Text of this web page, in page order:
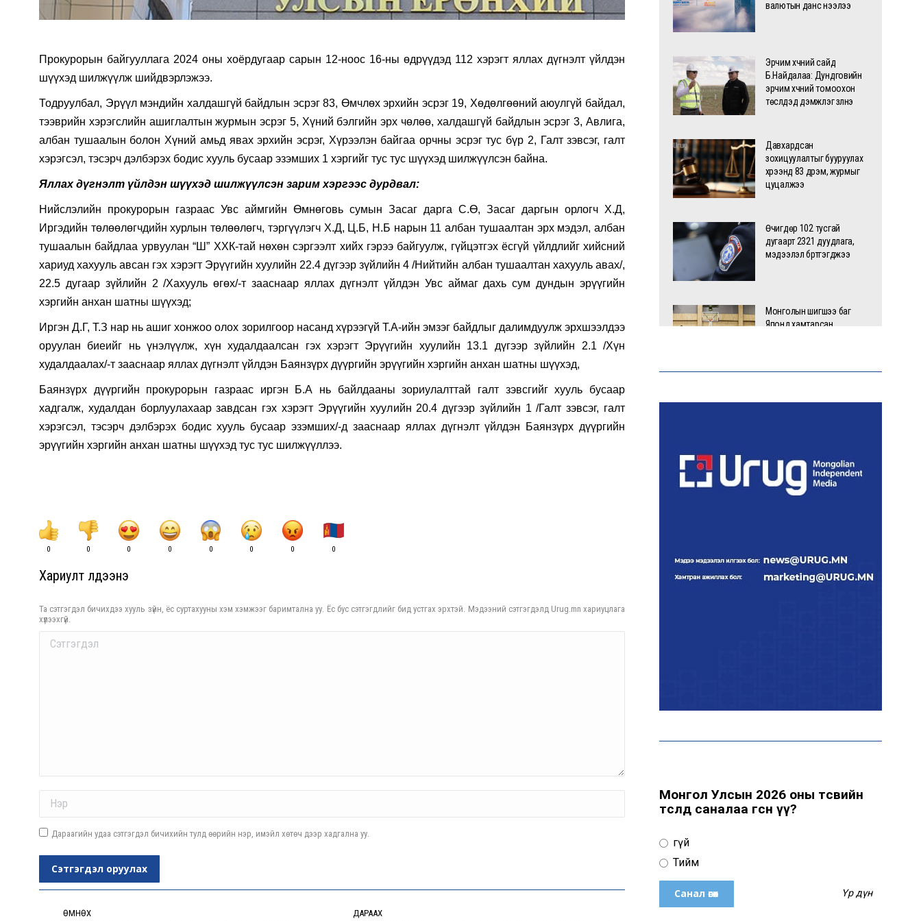
Прокурорын байгууллага 2024 оны хоёрдугаар сарын 12-ноос 16-ны өдрүүдэд 112 хэрэгт яллах дүгнэлт үйлдэн
шүүхэд шилжүүлж шийдвэрлэжээ.
Тодруулбал, Эрүүл мэндийн халдашгүй байдлын эсрэг 83, Өмчлөх эрхийн эсрэг 19, Хөдөлгөөний аюулгүй байдал,
тээврийн хэрэгслийн ашиглалтын журмын эсрэг 5, Хүний бэлгийн эрх чөлөө, халдашгүй байдлын эсрэг 3, Авлига,
албан тушаалын болон Хүний амьд явах эрхийн эсрэг, Хүрээлэн байгаа орчны эсрэг тус бүр 2, Галт зэвсэг, галт
хэрэгсэл, тэсэрч дэлбэрэх бодис хууль бусаар эзэмших 1 хэргийг тус тус шүүхэд шилжүүлсэн байна.
Яллах дүгнэлт үйлдэн шүүхэд шилжүүлсэн зарим хэргээс дурдвал:
Нийслэлийн прокурорын газраас Увс аймгийн Өмнөговь сумын Засаг дарга С.Ө, Засаг даргын орлогч Х.Д,
Иргэдийн төлөөлөгчдийн хурлын төлөөлөгч, тэргүүлэгч Х.Д, Ц.Б, Н.Б нарын 11 албан тушаалтан эрх мэдэл, албан
тушаалын байдлаа урвуулан “Ш” ХХК-тай нөхөн сэргээлт хийх гэрээ байгуулж, гүйцэтгэх ёсгүй үйлдлийг хийсний
хариуд хахууль авсан гэх хэрэгт Эрүүгийн хуулийн 22.4 дүгээр зүйлийн 4 /Нийтийн албан тушаалтан хахууль авах/,
22.5 дугаар зүйлийн 2 /Хахууль өгөх/-т зааснаар яллах дүгнэлт үйлдэн Увс аймаг дахь сум дундын эрүүгийн
хэргийн анхан шатны шүүхэд;
Иргэн Д.Г, Т.З нар нь ашиг хонжоо олох зорилгоор насанд хүрээгүй Т.А-ийн эмзэг байдлыг далимдуулж эрхшээлдээ
оруулан биеийг нь үнэлүүлж, хүн худалдаалсан гэх хэрэгт Эрүүгийн хуулийн 13.1 дүгээр зүйлийн 2.1 /Хүн
худалдаалах/-т зааснаар яллах дүгнэлт үйлдэн Баянзүрх дүүргийн эрүүгийн хэргийн анхан шатны шүүхэд,
Баянзүрх дүүргийн прокурорын газраас иргэн Б.А нь байлдааны зориулалттай галт зэвсгийг хууль бусаар
хадгалж, худалдан борлуулахаар завдсан гэх хэрэгт Эрүүгийн хуулийн 20.4 дүгээр зүйлийн 1 /Галт зэвсэг, галт
хэрэгсэл, тэсэрч дэлбэрэх бодис хууль бусаар эзэмших/-д зааснаар яллах дүгнэлт үйлдэн Баянзүрх дүүргийн
эрүүгийн хэргийн анхан шатны шүүхэд тус тус шилжүүллээ.
0 0 0 0 0 0 0 0
Хариулт үлдээнэ үү
Та сэтгэгдэл бичихдээ хууль зүйн, ёс суртахууны хэм хэмжээг баримтална уу. Ёс бус сэтгэгдлийг бид устгах эрхтэй. Мэдээний сэтгэгдэлд Urug.mn хариуцлага
хүлээхгүй.
Comment
Дараагийн удаа сэтгэгдэл бичихийн тулд өөрийн нэр, имэйл хөтөч дээр хадгална уу.
Сэтгэгдэл оруулах
navigation
ӨМНӨХ ДАРААХ
валютын данс нээлээ
Эрчим хүчний сайд
Б.Найдалаа: Дундговийн
эрчим хүчний томоохон
төслүүдэд дэмжлэг үзүүлнэ
Давхардсан
зохицуулалтыг бууруулах
хүрээнд 83 дүрэм, журмыг
цуцалжээ
Өчигдөр 102 тусгай
дугаарт 2321 дуудлага,
мэдээлэл бүртгэгджээ
Монголын шигшээ баг
Японд хамтарсан
“Явуулын оффис” өнөөдөр
“Нарантуул” ОУХТ-д
Н.Номтойбаяр:
Өвөлжилтийн бэлтгэлд
зориулж Дорнод аймгийн
ОХУ Евро-2, Евро-3,
Монгол Улсын 2026 оны төсвийн
төсөлд саналаа өгсөн үү?
Үгүй
Тийм
Үр дүн